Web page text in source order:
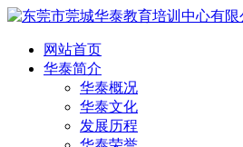
网站首页
华泰简介
华泰概况
华泰文化
发展历程